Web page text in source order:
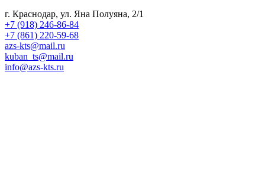
г. Краснодар, ул. Яна Полуяна, 2/1
+7 (918) 246-86-84
+7 (861) 220-59-68
azs-kts@mail.ru
kuban_ts@mail.ru
info@azs-kts.ru